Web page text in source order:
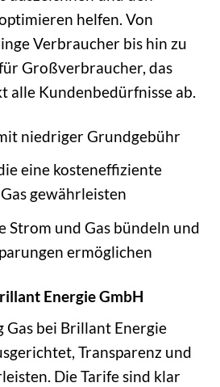
helfen. Von
Verbraucher bis hin zu
Großverbraucher, das
alle Kundenbedürfnisse ab.
niedriger Grundgebühr
eine kosteneffiziente
gewährleisten
Strom und Gas bündeln und
ermöglichen
Energie GmbH
Gas bei Brillant Energie
Transparenz und
Die Tarife sind klar